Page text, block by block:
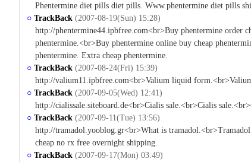
Phentermine diet pills diet pills. Www.phentermine diet pills
○ TrackBack (2007-08-19(Sun) 15:28)
http://phentermine44.ipbfree.com<br>Buy phentermine order
phentermine.<br>Buy phentermine online buy cheap
phentermine. Extra cheap phentermine.
○ TrackBack (2007-08-24(Fri) 15:39)
http://valium11.ipbfree.com<br>Valium liquid
○ TrackBack (2007-09-05(Wed) 12:41)
http://cialissale.siteboard.de<br>Cialis sale.<br>Cialis
○ TrackBack (2007-09-11(Tue) 13:56)
http://tramadol.yooblog.gr<br>What is
cheap no rx free overnight shipping.
○ TrackBack (2007-09-17(Mon) 03:49)